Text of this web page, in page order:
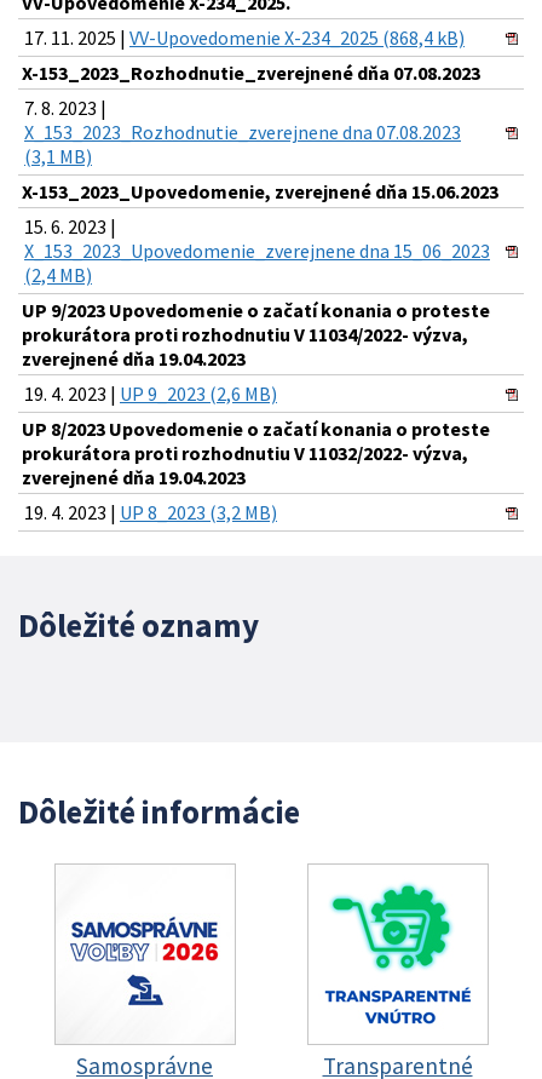
17. 11. 2025 | VV-Upovedomenie X-234_2025 (868,4 kB)
X-153_2023_Rozhodnutie_zverejnené dňa 07.08.2023
7. 8. 2023 |
X_153_2023_Rozhodnutie_zverejnene dna 07.08.2023
(3,1 MB)
X-153_2023_Upovedomenie, zverejnené dňa 15.06.2023
15. 6. 2023 |
X_153_2023_Upovedomenie_zverejnene dna 15_06_2023
(2,4 MB)
UP 9/2023 Upovedomenie o začatí konania o proteste
prokurátora proti rozhodnutiu V 11034/2022- výzva,
zverejnené dňa 19.04.2023
19. 4. 2023 | UP 9_2023 (2,6 MB)
UP 8/2023 Upovedomenie o začatí konania o proteste
prokurátora proti rozhodnutiu V 11032/2022- výzva,
zverejnené dňa 19.04.2023
19. 4. 2023 | UP 8_2023 (3,2 MB)
Dôležité oznamy
Dôležité informácie
Samosprávne
Transparentné